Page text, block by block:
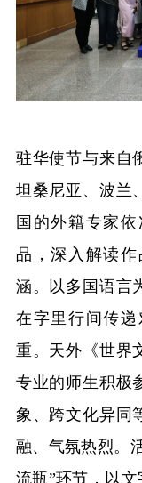
驻华使节与来自
坦桑尼亚、波兰
国的外籍专家
品，深入解读
涵。以多国语言
在字里行间传
重。天外《世界
专业的师生积极
象、跨文化异同
融、气氛热烈。
流瓶”环节，以